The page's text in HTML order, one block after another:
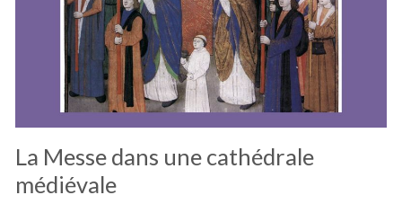
La Messe dans une cathédrale
médiévale